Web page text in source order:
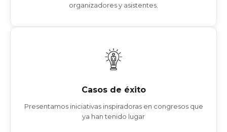
organizadores y asistentes.
Casos de éxito
Presentamos iniciativas inspiradoras en congresos que
ya han tenido lugar
RURAL WONCA 2022 – CONGRESO GLOBAL DE SANIDAD
64º CONGRESO GLOBAL DE ICCA 2025